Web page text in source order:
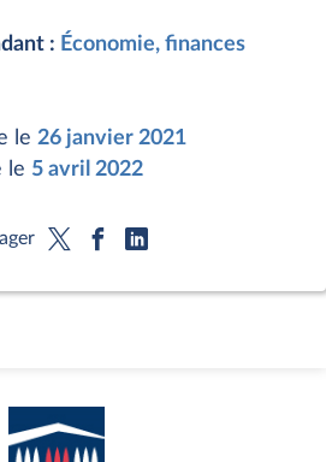
: Économie, finances
le 26 janvier 2021
le 5 avril 2022